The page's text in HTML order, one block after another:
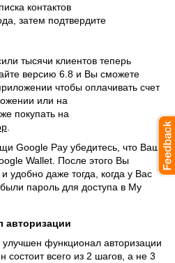
контактов
затем подтвердите
тысячи клиентов теперь
версию 6.8 и Вы сможете
чтобы оплачивать счет
или на
покупать на
.
Google Pay убедитесь, что Ваша
Wallet. После этого Вы
удобно даже тогда, когда у Вас
пароль для доступа в My
авторизации
функционал авторизации
состоит всего из 2 шагов, а не 3